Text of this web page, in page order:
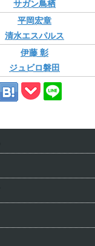
サガン鳥栖
平岡宏章
清水エスパルス
伊藤 彰
ジュビロ磐田